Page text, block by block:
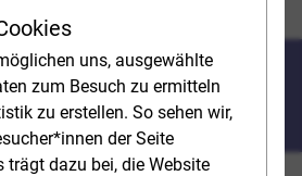
uns, ausgewählte
zum Besuch zu ermitteln
zu erstellen. So sehen wir,
der Seite
trägt dazu bei, die Website
und zugleich